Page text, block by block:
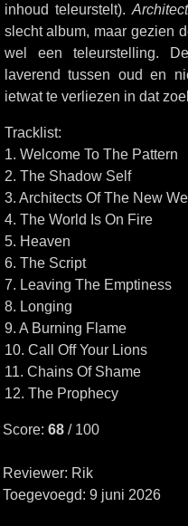
inhoud teleurstelt).
slecht album, maar gezien
wel een teleurstelling.
laverend tussen oud en
ietwat te verliezen in dat
Tracklist:
1. Welcome To The Pattern
2. The Shadow Self
3. Architects Of The New
4. The World Is On Fire
5. Heaven
6. The Script
7. Leaving The Emptiness
8. Longing
9. A Burning Flame
10. Call Off Your Lions
11. Chains Of Shame
12. The Prophecy
Score: 68/ 100
Reviewer: Rik
Toegevoegd: 9 juni 2026